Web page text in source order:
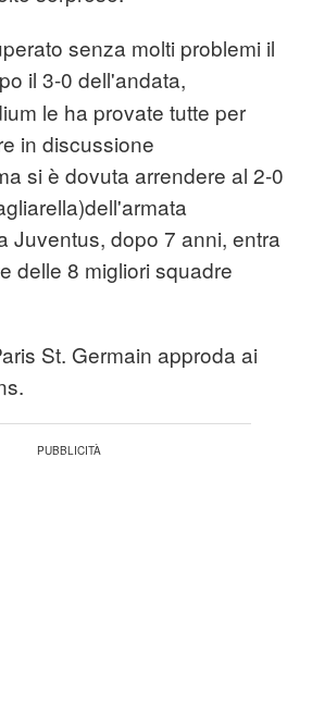
senza molti problemi il
il 3-0 dell'andata,
le ha provate tutte per
in discussione
si è dovuta arrendere al 2-0
Juventus, dopo 7 anni, entra
delle 8 migliori squadre
St. Germain approda ai